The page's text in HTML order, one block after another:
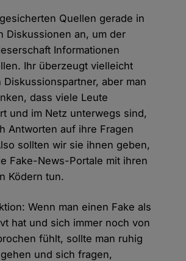
Quellen gerade in
Diskussionen an, um der
Informationen
Ihr überzeugt vielleicht
Diskussionspartner, aber man
dass viele Leute
und im Netz unterwegs sind,
Antworten auf ihre Fragen
sollten wir sie ihnen geben,
Fake-News-Portale mit ihren
Ködern tun.
Wenn man einen Fake als
hat und sich immer noch von
fühlt, sollte man ruhig
und sich fragen,